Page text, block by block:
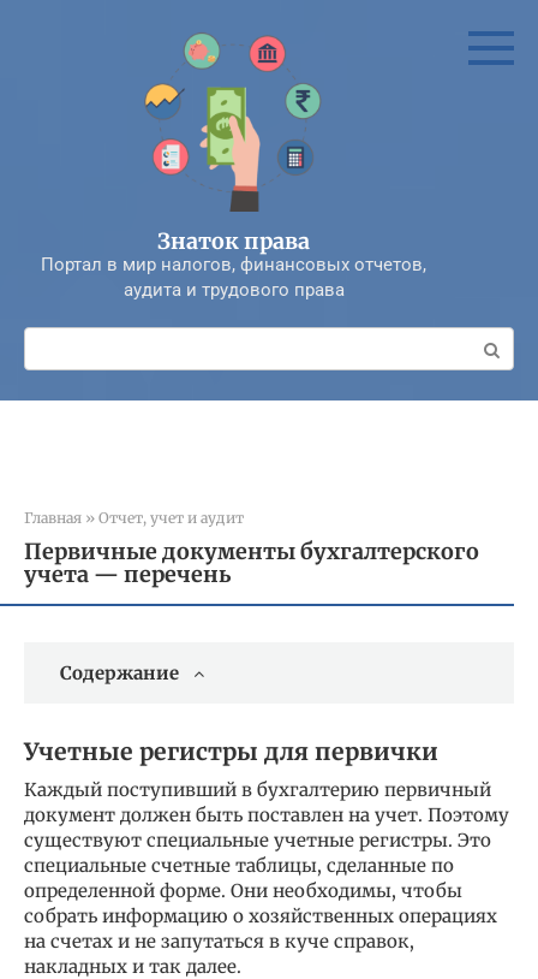
Знаток права
Портал в мир налогов, финансовых отчетов,
аудита и трудового права
Поиск:
Главная » Отчет, учет и аудит
Первичные документы бухгалтерского
учета — перечень
Содержание
Учетные регистры для первички
Каждый поступивший в бухгалтерию первичный
документ должен быть поставлен на учет. Поэтому
существуют специальные учетные регистры. Это
специальные счетные таблицы, сделанные по
определенной форме. Они необходимы, чтобы
собрать информацию о хозяйственных операциях
на счетах и не запутаться в куче справок,
накладных и так далее.